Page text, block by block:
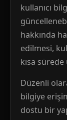
kullanıcı
hakkında
edilmesi,
kısa sürede
Düzenli
bilgiye
dostu bir